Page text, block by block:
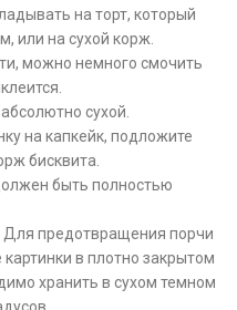
на торт, который
или на сухой корж.
можно немного смочить
сухой.
на капкейк, подложите
бисквита.
быть полностью
Для предотвращения порчи
в плотно закрытом
хранить в сухом темном